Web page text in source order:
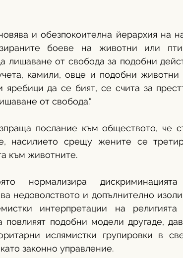
и обезпокоителна йерархия на
боеве на животни или
лишаване от свобода за подобни
камили, овце и подобни животни
яребици да се бият, се счита за
от свобода.“
послание към обществото, че
насилието срещу жените се
към животните.
нормализира
недоволството и допълнително
интерпретации на религията
повлияят подобни модели другаде,
ислямистки групировки в
законно управление.